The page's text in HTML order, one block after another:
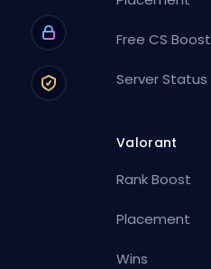
Free CS Boost
Server Status
Valorant
Rank Boost
Placement
Wins